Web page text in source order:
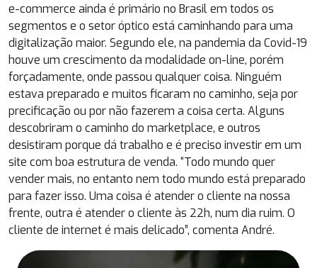
e-commerce ainda é primário no Brasil em todos os
segmentos e o setor óptico está caminhando para uma
digitalização maior. Segundo ele, na pandemia da Covid-19
houve um crescimento da modalidade on-line, porém
forçadamente, onde passou qualquer coisa. Ninguém
estava preparado e muitos ficaram no caminho, seja por
precificação ou por não fazerem a coisa certa. Alguns
descobriram o caminho do marketplace, e outros
desistiram porque dá trabalho e é preciso investir em um
site com boa estrutura de venda. “Todo mundo quer
vender mais, no entanto nem todo mundo está preparado
para fazer isso. Uma coisa é atender o cliente na nossa
frente, outra é atender o cliente às 22h, num dia ruim. O
cliente de internet é mais delicado”, comenta André.